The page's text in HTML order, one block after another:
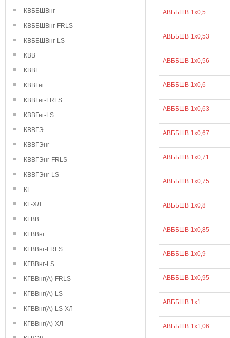
КВББШВнг
КВББШВнг-FRLS
КВББШВнг-LS
КВВ
КВВГ
КВВГнг
КВВГнг-FRLS
КВВГнг-LS
КВВГЭ
КВВГЭнг
КВВГЭнг-FRLS
КВВГЭнг-LS
КГ
КГ-ХЛ
КГВВ
КГВВнг
КГВВнг-FRLS
КГВВнг-LS
КГВВнг(А)-FRLS
КГВВнг(А)-LS
КГВВнг(А)-LS-ХЛ
КГВВнг(А)-ХЛ
АВББШВ 1х0,5
АВББШВ 1х0,53
АВББШВ 1х0,56
АВББШВ 1х0,6
АВББШВ 1х0,63
АВББШВ 1х0,67
АВББШВ 1х0,71
АВББШВ 1х0,75
АВББШВ 1х0,8
АВББШВ 1х0,85
АВББШВ 1х0,9
АВББШВ 1х0,95
АВББШВ 1х1
АВББШВ 1х1,06